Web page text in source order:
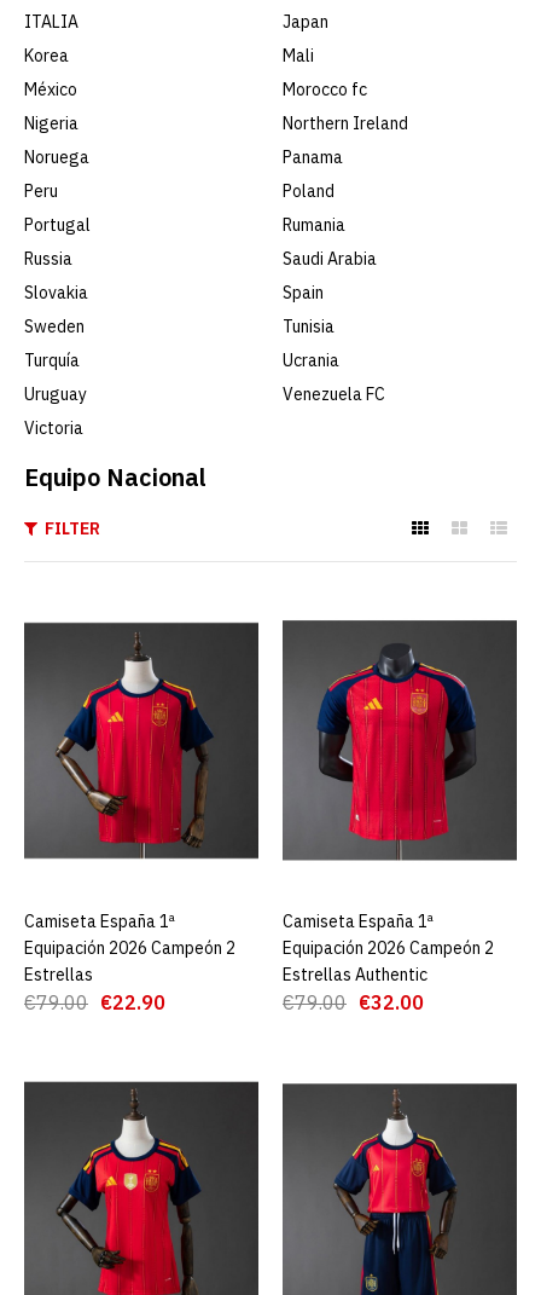
ITALIA
Japan
Korea
Mali
México
Morocco fc
Nigeria
Northern Ireland
Noruega
Panama
Peru
Poland
Portugal
Rumania
Russia
Saudi Arabia
Slovakia
Spain
Sweden
Tunisia
Turquía
Ucrania
Uruguay
Venezuela FC
Victoria
Equipo Nacional
FILTER
2 Estrellas
€79.00 €22.90
AGREGAR AL CARRO
ADD TO COMPARE
Camiseta España 1ª
Equipación 2026 Campeón
2 Estrellas Authentic
€32.00
AGREGAR AL CARRO
ADD TO COMPARE
ADD TO WISHLIST
AGREGAR AL CARRO
Camiseta España 1ª
Equipación 2026 Campeón 2
Estrellas
€79.00 €22.90
AGREGAR AL CARRO
Camiseta España 1ª
Equipación 2026 Campeón 2
Estrellas Authentic
€79.00 €32.00